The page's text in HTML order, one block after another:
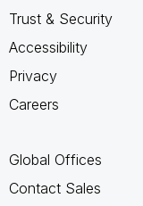
Trust & Security
Accessibility
Privacy
Careers
Global Offices
Contact Sales